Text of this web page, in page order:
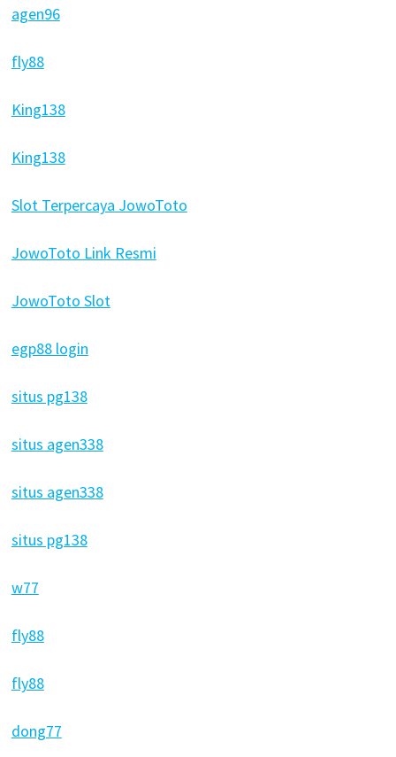
agen96
fly88
King138
King138
Slot Terpercaya JowoToto
JowoToto Link Resmi
JowoToto Slot
egp88 login
situs pg138
situs agen338
situs agen338
situs pg138
w77
fly88
fly88
dong77